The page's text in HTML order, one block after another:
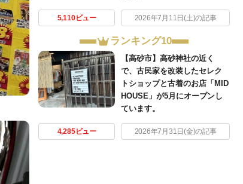
5,110ビュー 2026年7月11日(土)の記事
ランキング10
【高砂市】高砂神社の近く
で、古民家を改装したセレク
トショップと古着のお店「MID
HOUSE」が5月にオープンし
ています。
4,285ビュー 2026年7月31日(金)の記事